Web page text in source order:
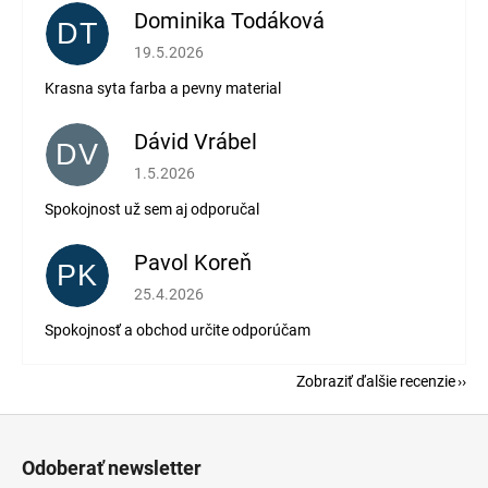
DT Dominika Todáková
Hodnotenie obchodu je 5 z 5 hviezdičiek.
19.5.2026
Krasna syta farba a pevny material
DV Dávid Vrábel
Hodnotenie obchodu je 5 z 5 hviezdičiek.
1.5.2026
Spokojnost už sem aj odporučal
PK Pavol Koreň
Hodnotenie obchodu je 5 z 5 hviezdičiek.
25.4.2026
Spokojnosť a obchod určite odporúčam
Zobraziť ďalšie recenzie
Odoberať newsletter